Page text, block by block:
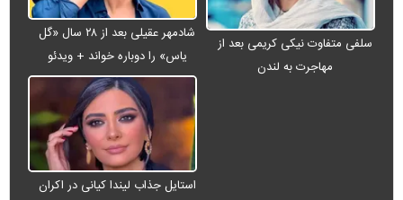
سلفی متفاوت نیکی کریمی بعد از
مهاجرت به لندن
شادمهر عقیلی بعد از ۲۸ سال «گل
یاس» را دوباره خواند + ویدئو
استایل جذاب لیندا کیانی در اکران